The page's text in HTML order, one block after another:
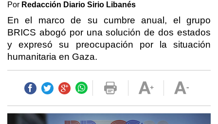
Por Redacción Diario Sirio Libanés
En el marco de su cumbre anual, el grupo
BRICS abogó por una solución de dos estados
y expresó su preocupación por la situación
humanitaria en Gaza.